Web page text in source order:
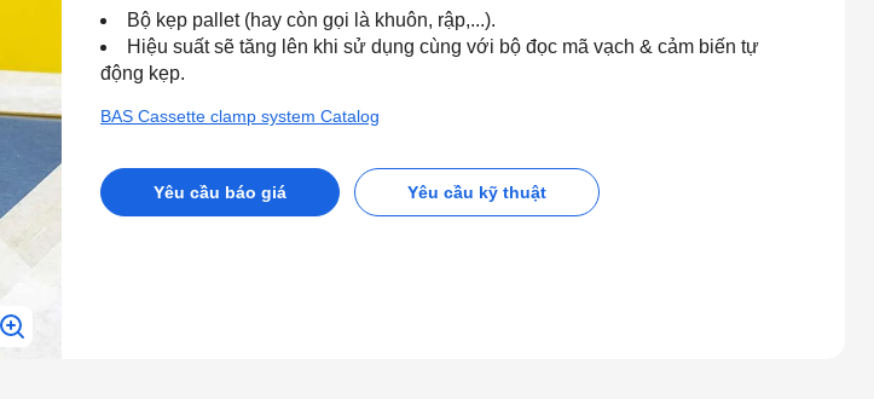
Bộ kẹp pallet (hay còn gọi là khuôn, rập,...).
Hiệu suất sẽ tăng lên khi sử dụng cùng với bộ đọc mã vạch & cảm biến tự
động kẹp.
BAS Cassette clamp system Catalog
Yêu cầu báo giá Yêu cầu kỹ thuật